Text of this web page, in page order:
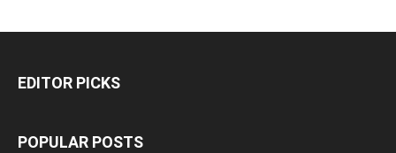
EDITOR PICKS
POPULAR POSTS